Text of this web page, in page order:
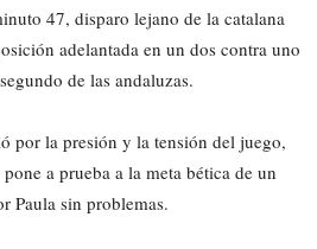
47, disparo lejano de la catalana
adelantada en un dos contra uno
de las andaluzas.
por la presión y la tensión del juego,
pone a prueba a la meta bética de un
Paula sin problemas.